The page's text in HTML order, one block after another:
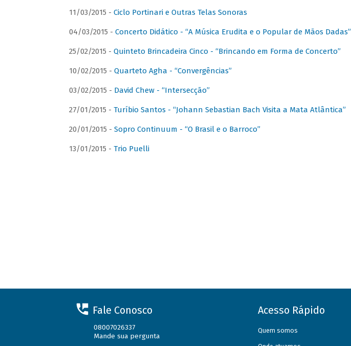
11/03/2015 - Ciclo Portinari e Outras Telas Sonoras
04/03/2015 - Concerto Didático - “A Música Erudita e o Popular de Mãos Dadas”
25/02/2015 - Quinteto Brincadeira Cinco - “Brincando em Forma de Concerto”
10/02/2015 - Quarteto Agha - “Convergências”
03/02/2015 - David Chew - “Intersecção”
27/01/2015 - Turíbio Santos - “Johann Sebastian Bach Visita a Mata Atlântica”
20/01/2015 - Sopro Continuum - “O Brasil e o Barroco”
13/01/2015 - Trio Puelli
Fale Conosco
08007026337
Mande sua pergunta
Acesso Rápido
Quem somos